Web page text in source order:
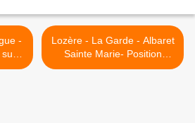
Lozère - La Garde - Albaret
Sainte Marie- Position
château sur carte >